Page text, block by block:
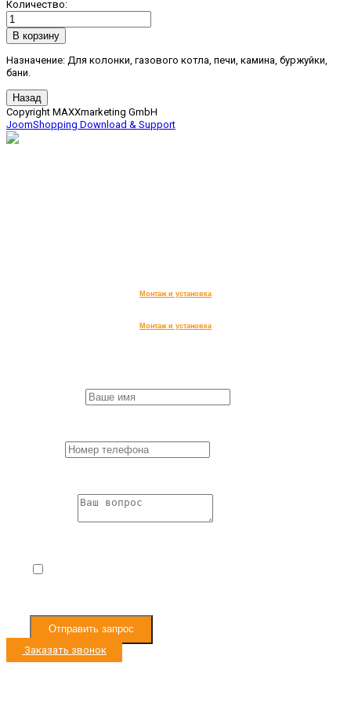
Количество:
Назначение: Для колонки, газового котла, печи, камина, буржуйки,
бани.
Copyright MAXXmarketing GmbH
JoomShopping Download & Support
Монтаж и установка
Монтаж и установка
Отправить запрос
Заказать звонок